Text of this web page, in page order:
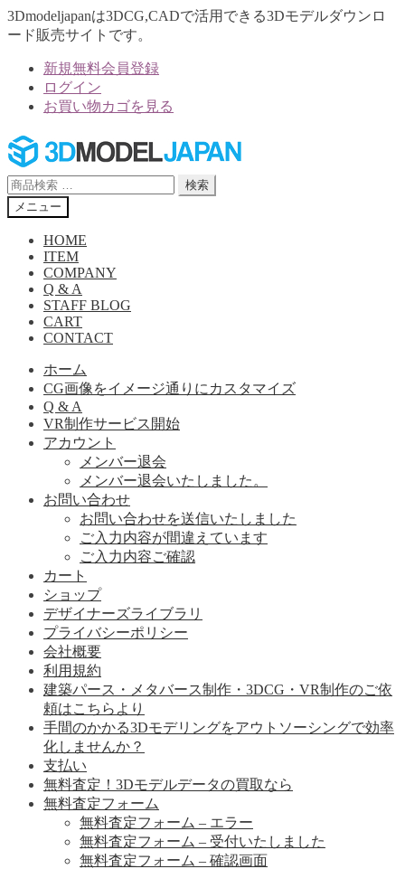
3Dmodeljapanは3DCG,CADで活用できる3Dモデルダウンロ
ード販売サイトです。
新規無料会員登録
ログイン
お買い物カゴを見る
ナ
ビ
ゲ
ー
シ
コ
ン
テ
ン
ツ
検
索
対
検索
メニュー
HOME
ITEM
COMPANY
Q & A
STAFF BLOG
CART
CONTACT
ホーム
CG画像をイメージ通りにカスタマイズ
Q & A
VR制作サービス開始
アカウント
メンバー退会
メンバー退会いたしました。
お問い合わせ
お問い合わせを送信いたしました
ご入力内容が間違えています
ご入力内容ご確認
カート
ショップ
デザイナーズライブラリ
プライバシーポリシー
会社概要
利用規約
建築パース・メタバース制作・3DCG・VR制作のご依
頼はこちらより
手間のかかる3Dモデリングをアウトソーシングで効率
化しませんか？
支払い
無料査定！3Dモデルデータの買取なら
無料査定フォーム
無料査定フォーム – エラー
無料査定フォーム – 受付いたしました
無料査定フォーム – 確認画面